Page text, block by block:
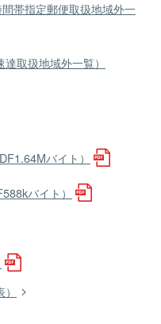
帯指定郵便取扱地域外一
取扱地域外一覧）
バイト）
バイト）